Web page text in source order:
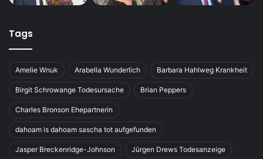
Tags
Amelie Wnuk Arabella Wunderlich Barbara Hahlweg Krankheit
Birgit Schrowange Todesursache Brian Peppers
Charles Bronson Ehepartnerin
dahoam is dahoam sascha tot aufgefunden
Jasper Breckenridge-Johnson Jürgen Drews Todesanzeige